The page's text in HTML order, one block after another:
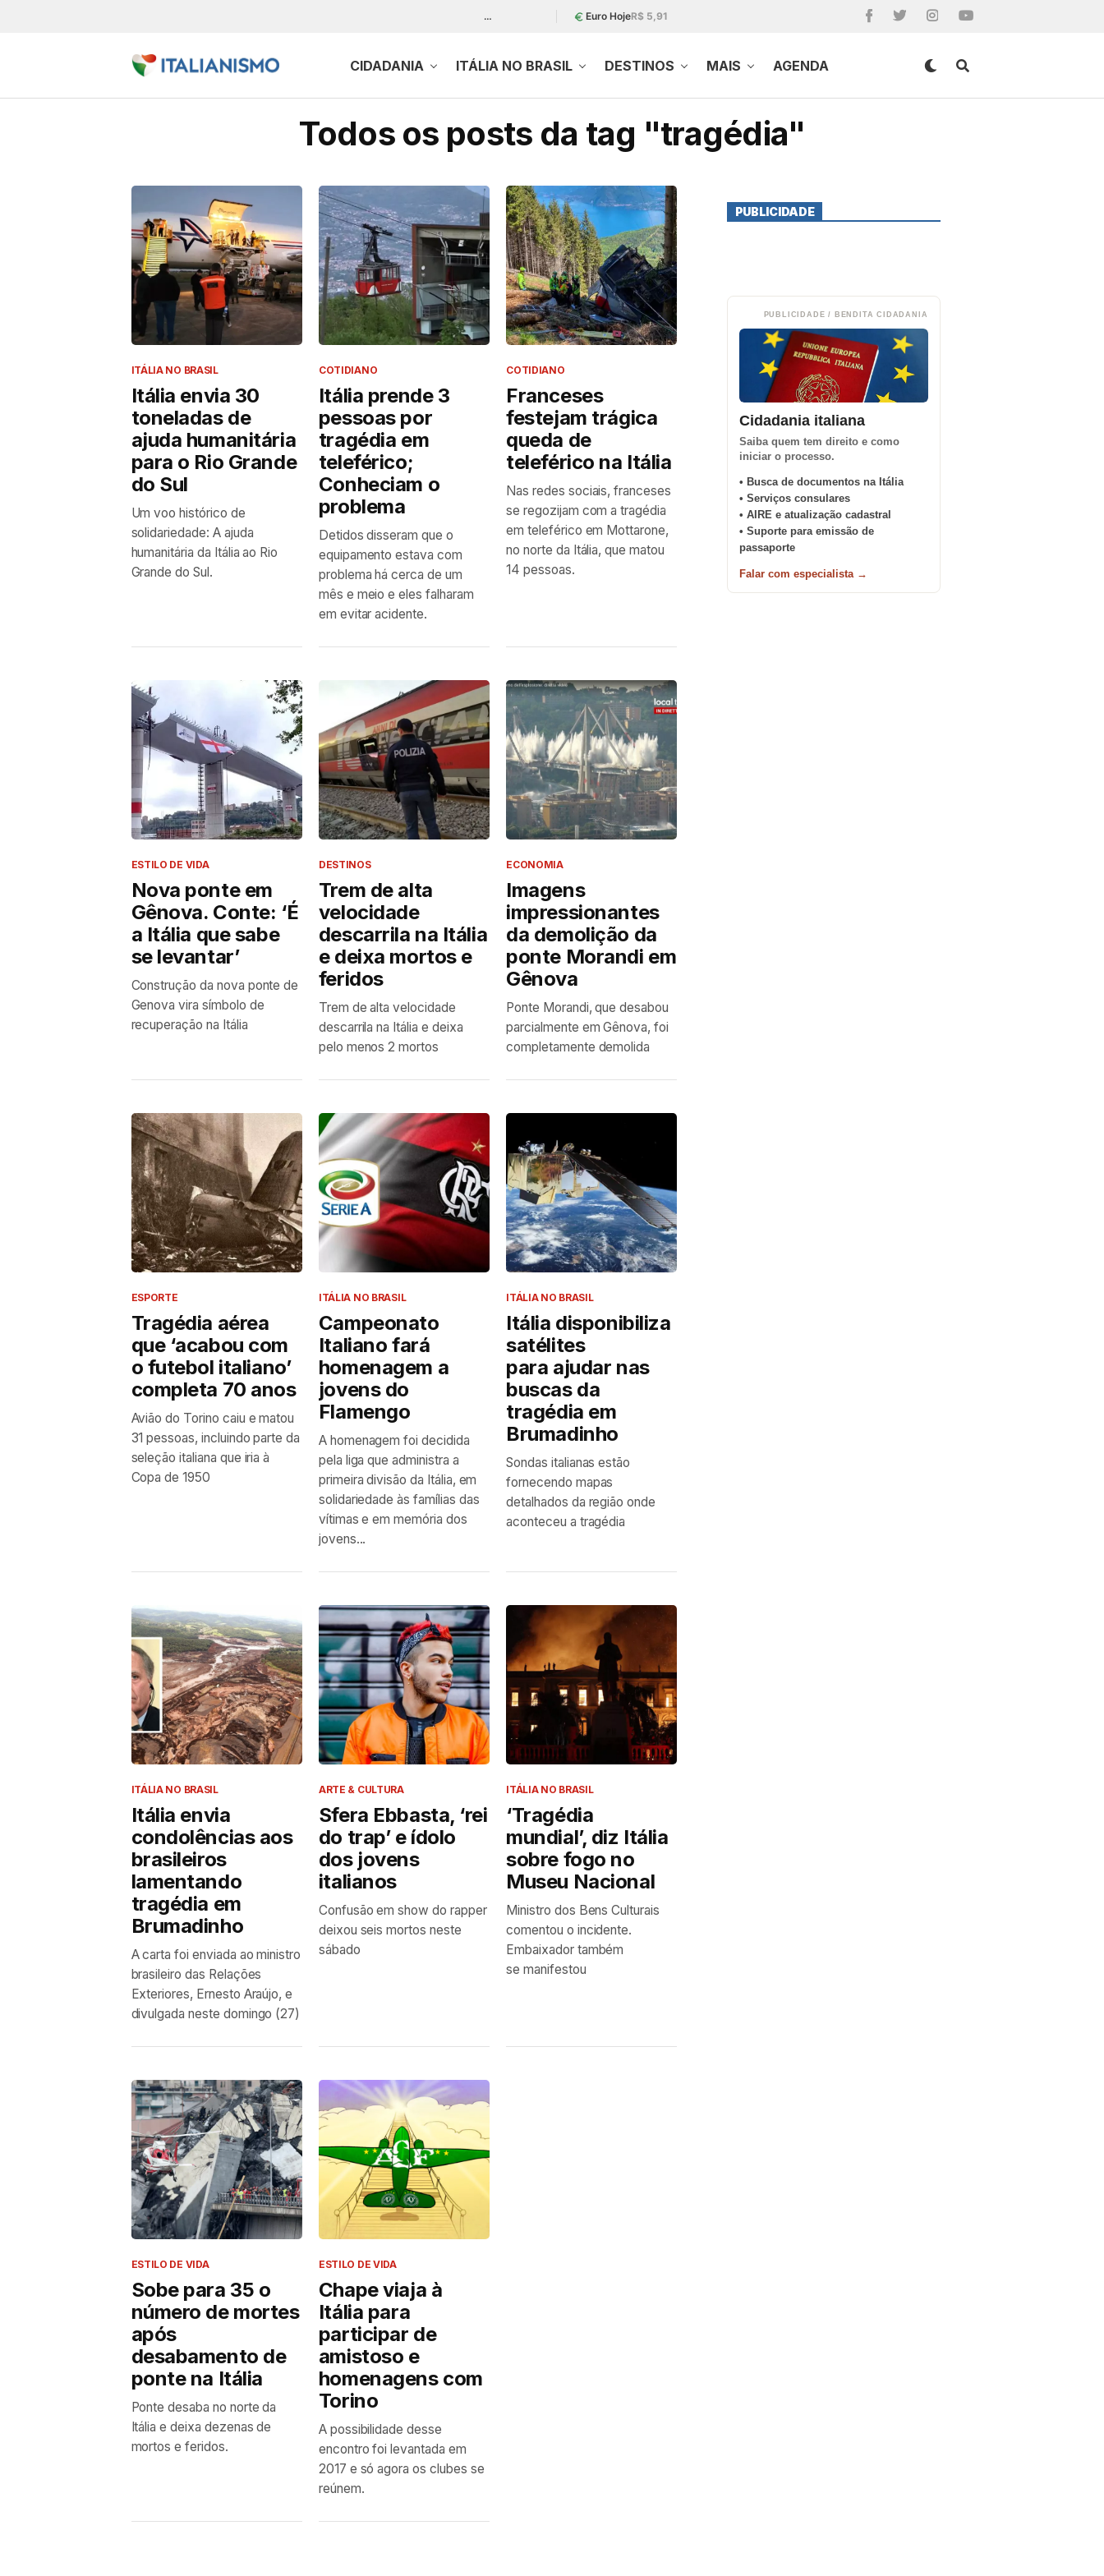
… Euro HojeR$ 5,91
CIDADANIA ITÁLIA NO BRASIL DESTINOS MAIS AGENDA
Todos os posts da tag "tragédia"
ITÁLIA NO BRASIL
Itália envia 30
toneladas de
ajuda humanitária
para o Rio Grande
do Sul
Um voo histórico de
solidariedade: A ajuda
humanitária da Itália ao Rio
Grande do Sul.
COTIDIANO
Itália prende 3
pessoas por
tragédia em
teleférico;
Conheciam o
problema
Detidos disseram que o
equipamento estava com
problema há cerca de um
mês e meio e eles falharam
em evitar acidente.
COTIDIANO
Franceses
festejam trágica
queda de
teleférico na Itália
Nas redes sociais, franceses
se regozijam com a tragédia
em teleférico em Mottarone,
no norte da Itália, que matou
14 pessoas.
ESTILO DE VIDA
Nova ponte em
Gênova. Conte: ‘É
a Itália que sabe
se levantar’
Construção da nova ponte de
Genova vira símbolo de
recuperação na Itália
DESTINOS
Trem de alta
velocidade
descarrila na Itália
e deixa mortos e
feridos
Trem de alta velocidade
descarrila na Itália e deixa
pelo menos 2 mortos
ECONOMIA
Imagens
impressionantes
da demolição da
ponte Morandi em
Gênova
Ponte Morandi, que desabou
parcialmente em Gênova, foi
completamente demolida
ESPORTE
Tragédia aérea
que ‘acabou com
o futebol italiano’
completa 70 anos
Avião do Torino caiu e matou
31 pessoas, incluindo parte da
seleção italiana que iria à
Copa de 1950
ITÁLIA NO BRASIL
Campeonato
Italiano fará
homenagem a
jovens do
Flamengo
A homenagem foi decidida
pela liga que administra a
primeira divisão da Itália, em
solidariedade às famílias das
vítimas e em memória dos
jovens...
ITÁLIA NO BRASIL
Itália disponibiliza
satélites
para ajudar nas
buscas da
tragédia em
Brumadinho
Sondas italianas estão
fornecendo mapas
detalhados da região onde
aconteceu a tragédia
ITÁLIA NO BRASIL
Itália envia
condolências aos
brasileiros
lamentando
tragédia em
Brumadinho
A carta foi enviada ao ministro
brasileiro das Relações
Exteriores, Ernesto Araújo, e
divulgada neste domingo (27)
ARTE & CULTURA
Sfera Ebbasta, ‘rei
do trap’ e ídolo
dos jovens
italianos
Confusão em show do rapper
deixou seis mortos neste
sábado
ITÁLIA NO BRASIL
‘Tragédia
mundial’, diz Itália
sobre fogo no
Museu Nacional
Ministro dos Bens Culturais
comentou o incidente.
Embaixador também
se manifestou
ESTILO DE VIDA
Sobe para 35 o
número de mortes
após
desabamento de
ponte na Itália
Ponte desaba no norte da
Itália e deixa dezenas de
mortos e feridos.
ESTILO DE VIDA
Chape viaja à
Itália para
participar de
amistoso e
homenagens com
Torino
A possibilidade desse
encontro foi levantada em
2017 e só agora os clubes se
reúnem.
PUBLICIDADE
PUBLICIDADE / BENDITA CIDADANIA
Cidadania italiana
Saiba quem tem direito e como
iniciar o processo.
• Busca de documentos na Itália
• Serviços consulares
• AIRE e atualização cadastral
• Suporte para emissão de
passaporte
Falar com especialista →